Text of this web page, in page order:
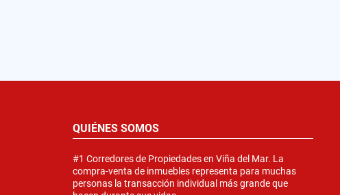
QUIÉNES SOMOS
#1 Corredores de Propiedades en Viña del Mar. La
compra-venta de inmuebles representa para muchas
personas la transacción individual más grande que